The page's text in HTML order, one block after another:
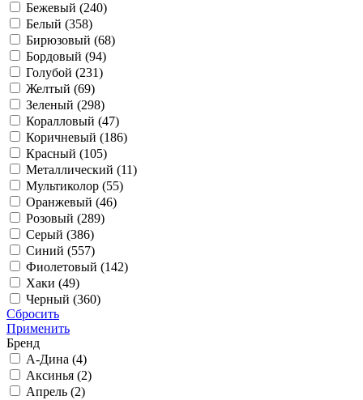
Бежевый (240)
Белый (358)
Бирюзовый (68)
Бордовый (94)
Голубой (231)
Желтый (69)
Зеленый (298)
Коралловый (47)
Коричневый (186)
Красный (105)
Металлический (11)
Мультиколор (55)
Оранжевый (46)
Розовый (289)
Серый (386)
Синий (557)
Фиолетовый (142)
Хаки (49)
Черный (360)
Сбросить
Применить
Бренд
А-Дина (4)
Аксинья (2)
Апрель (2)